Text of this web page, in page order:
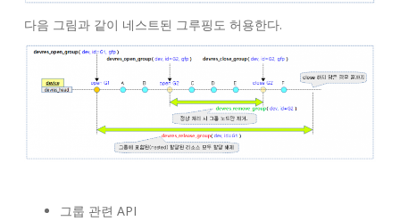
다음 그림과 같이 네스트된 그루핑도 허용한다.
그룹 관련 API